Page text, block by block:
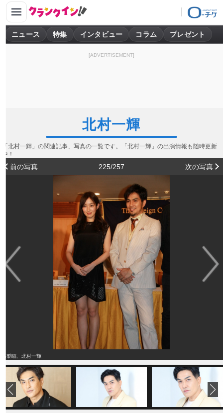
ニュース 特集 インタビュー コラム プレゼント
[ADVERTISEMENT]
北村一輝
「北村一輝」の関連記事、写真の一覧です。「北村一輝」の出演情報も随時更新
中！
前の写真 225/257 次の写真
高梨臨、北村一輝